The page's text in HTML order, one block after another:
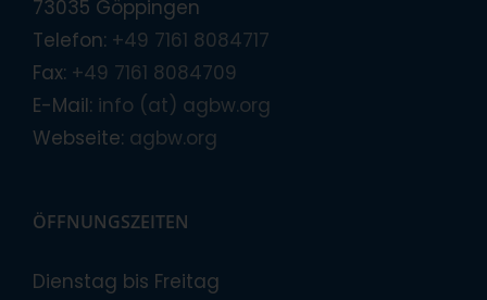
73035 Göppingen
Telefon: +49 7161 8084717
Fax: +49 7161 8084709
E-Mail: info (at) agbw.org
Webseite: agbw.org
ÖFFNUNGSZEITEN
Dienstag bis Freitag